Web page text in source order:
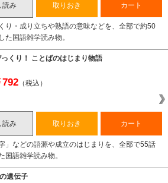
読み 取りおき カート
り・成り立ちや熟語の意味などを、全部で約50
た国語雑学読み物。
くり！ ことばのはじまり物語
792 （税込）
読み 取りおき カート
」などの語源や成立のはじまりを、全部で55話
国語雑学読み物。
遺伝子